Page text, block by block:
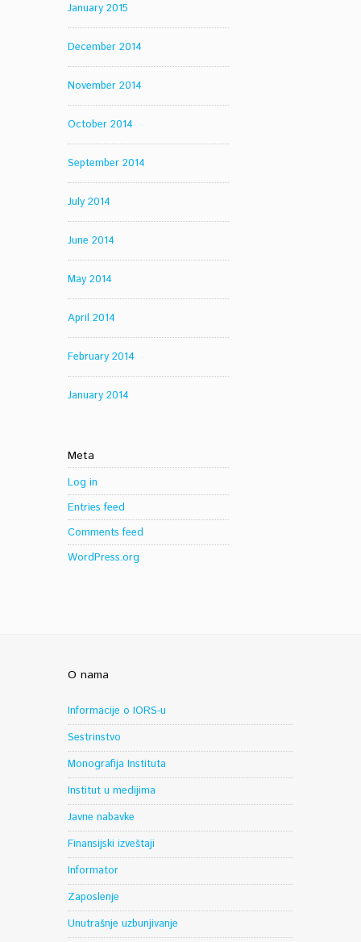
January 2015
December 2014
November 2014
October 2014
September 2014
July 2014
June 2014
May 2014
April 2014
February 2014
January 2014
Meta
Log in
Entries feed
Comments feed
WordPress.org
O nama
Informacije o IORS-u
Sestrinstvo
Monografija Instituta
Institut u medijima
Javne nabavke
Finansijski izveštaji
Informator
Zaposlenje
Unutrašnje uzbunjivanje